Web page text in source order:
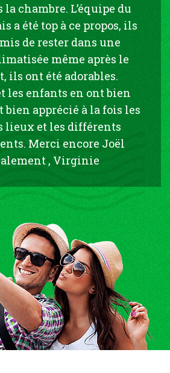
la chambre. L’équipe du
a été top à ce propos, ils
de rester dans une
même après le
ils ont été adorables.
les enfants en ont bien
bien apprécié à la fois les
lieux et les différents
Merci encore Joël
, Virginie